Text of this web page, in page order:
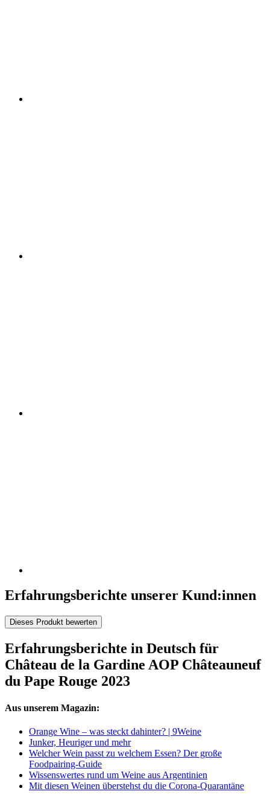
Erfahrungsberichte unserer Kund:innen
Dieses Produkt bewerten
Erfahrungsberichte in Deutsch für
Château de la Gardine AOP Châteauneuf
du Pape Rouge 2023
Aus unserem Magazin:
Orange Wine – was steckt dahinter? | 9Weine
Junker, Heuriger und mehr
Welcher Wein passt zu welchem Essen? Der große
Foodpairing-Guide
Wissenswertes rund um Weine aus Argentinien
Mit diesen Weinen überstehst du die Corona-Quarantäne